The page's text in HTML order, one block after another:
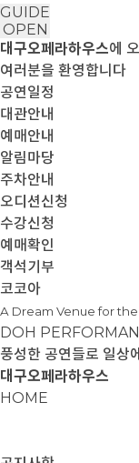
GUIDE
OPEN
대구오페라하우스에
여러분을 환영합니다
공연일정
대관안내
예매안내
알림마당
주차안내
오디션신청
수강신청
예매확인
객석기부
코코아
A Dream Venue for
DOH
풍성한 공연들로 일상
대구오페라하우스
HOME